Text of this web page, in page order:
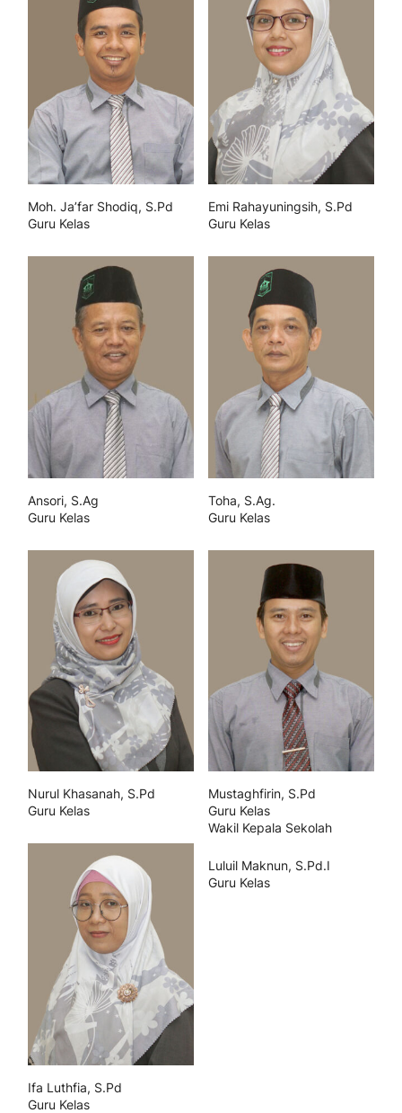
Moh. Ja’far Shodiq, S.Pd
Guru Kelas
Emi Rahayuningsih, S.Pd
Guru Kelas
Ansori, S.Ag
Guru Kelas
Toha, S.Ag.
Guru Kelas
Nurul Khasanah, S.Pd
Guru Kelas
Mustaghfirin, S.Pd
Guru Kelas
Wakil Kepala Sekolah
Ifa Luthfia, S.Pd
Guru Kelas
Luluil Maknun, S.Pd.I
Guru Kelas